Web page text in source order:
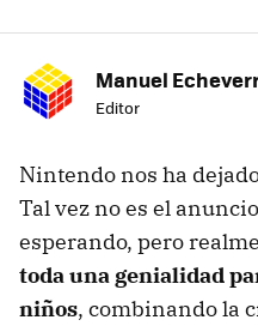
Manuel
Editor
Nintendo nos ha
Tal vez no es el
esperando, pero
toda una genialidad
niños, combinando la